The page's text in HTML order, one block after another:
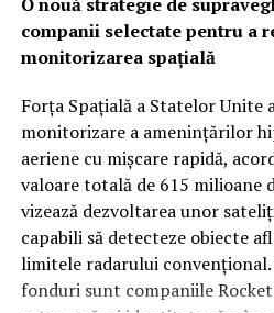
medicul începe cu un consult
radiografie, în funcție de
atunci când este nevoie de o
când simptomele persistă.
dacă apar:
dureri care nu se
amorțeli, furnicături sau
traumatisme sportive cu
dureri de cap atipice sau
companii selectate pentru a
monitorizarea spațială
Forța Spațială a Statelor Unite
monitorizare a amenințărilor
aeriene cu mișcare rapidă,
valoare totală de 615 milioane
vizează dezvoltarea unor
capabili să detecteze obiecte
limitele radarului
fonduri sunt companiile